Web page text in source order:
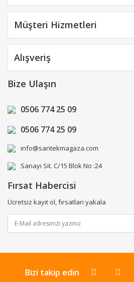
Müşteri Hizmetleri
Alışveriş
Bize Ulaşın
0506 774 25 09
0506 774 25 09
info@santekmagaza.com
Sanayi Sit. C/15 Blok No :24
Fırsat Habercisi
Ücretsiz kayıt ol, fırsatları yakala
Bizi takip edin